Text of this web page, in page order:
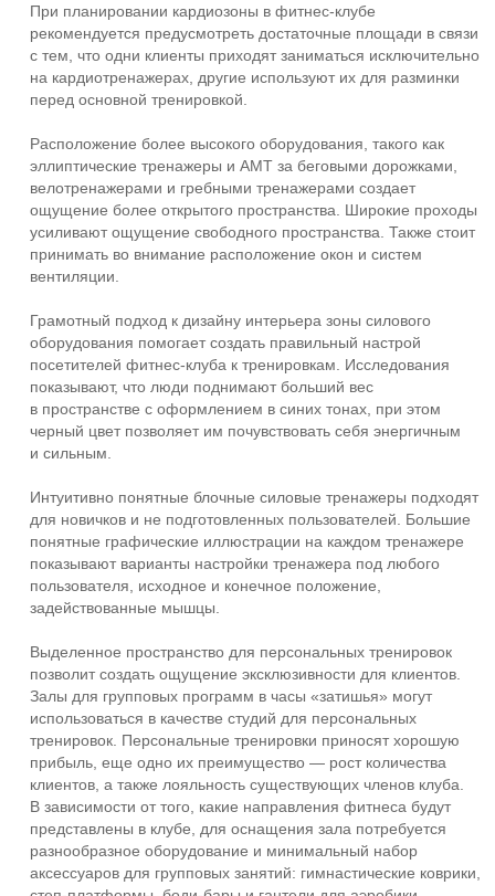
При планировании кардиозоны в фитнес-клубе
рекомендуется предусмотреть достаточные площади в связи
с тем, что одни клиенты приходят заниматься исключительно
на кардиотренажерах, другие используют их для разминки
перед основной тренировкой.
Расположение более высокого оборудования, такого как
эллиптические тренажеры и АМТ за беговыми дорожками,
велотренажерами и гребными тренажерами создает
ощущение более открытого пространства. Широкие проходы
усиливают ощущение свободного пространства. Также стоит
принимать во внимание расположение окон и систем
вентиляции.
Грамотный подход к дизайну интерьера зоны силового
оборудования помогает создать правильный настрой
посетителей фитнес-клуба к тренировкам. Исследования
показывают, что люди поднимают больший вес
в пространстве с оформлением в синих тонах, при этом
черный цвет позволяет им почувствовать себя энергичным
и сильным.
Интуитивно понятные блочные силовые тренажеры подходят
для новичков и не подготовленных пользователей. Большие
понятные графические иллюстрации на каждом тренажере
показывают варианты настройки тренажера под любого
пользователя, исходное и конечное положение,
задействованные мышцы.
Выделенное пространство для персональных тренировок
позволит создать ощущение эксклюзивности для клиентов.
Залы для групповых программ в часы «затишья» могут
использоваться в качестве студий для персональных
тренировок. Персональные тренировки приносят хорошую
прибыль, еще одно их преимущество — рост количества
клиентов, а также лояльность существующих членов клуба.
В зависимости от того, какие направления фитнеса будут
представлены в клубе, для оснащения зала потребуется
разнообразное оборудование и минимальный набор
аксессуаров для групповых занятий: гимнастические коврики,